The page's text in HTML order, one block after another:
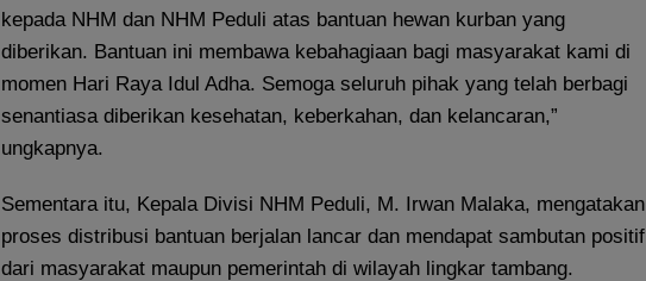
kepada NHM dan NHM Peduli atas bantuan hewan kurban yang
diberikan. Bantuan ini membawa kebahagiaan bagi masyarakat kami di
momen Hari Raya Idul Adha. Semoga seluruh pihak yang telah berbagi
senantiasa diberikan kesehatan, keberkahan, dan kelancaran,”
ungkapnya.
Sementara itu, Kepala Divisi NHM Peduli, M. Irwan Malaka, mengatakan
proses distribusi bantuan berjalan lancar dan mendapat sambutan positif
dari masyarakat maupun pemerintah di wilayah lingkar tambang.